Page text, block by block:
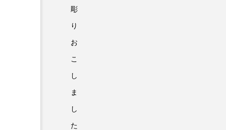
彫
り
お
こ
し
ま
し
た